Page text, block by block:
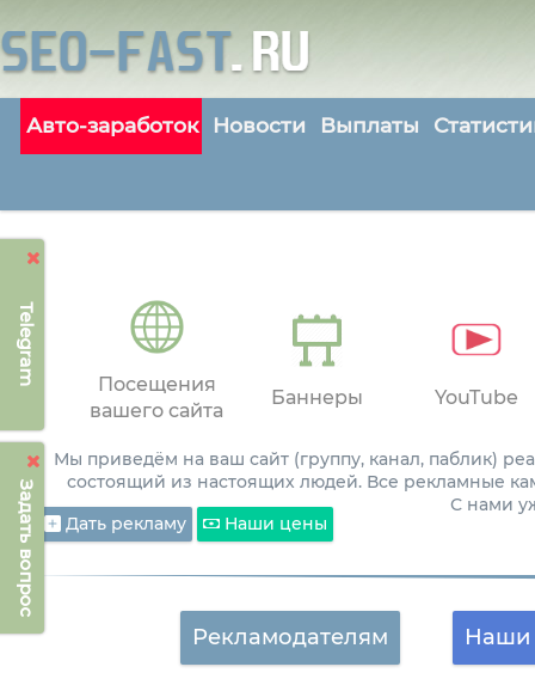
Telegram
Задать вопрос
Авто-заработок Новости Выплаты
Посещения
вашего сайта
Баннеры YouTube
Мы приведём на ваш сайт (группу, канал, паблик)
состоящий из настоящих людей. Все рекламные
С нами
Дать рекламу
Наши цены
Рекламодателям Наши